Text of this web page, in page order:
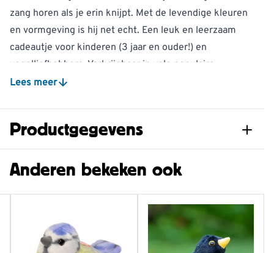
zang horen als je erin knijpt. Met de levendige kleuren
en vormgeving is hij net echt. Een leuk en leerzaam
cadeautje voor kinderen (3 jaar en ouder!) en
vogelliefhebbers. Verkrijgbaar in vele populaire
vogelsoorten.
Materiaal: polyester en vulling van gerecyclede plastic
flessen
Sociale standaard: onze leverancier besteedt een deel
Lees meer
Productgegevens
Artikelnummer 974050174
0.799 kg
Bruin, Zwart, Wit
Anderen bekeken ook